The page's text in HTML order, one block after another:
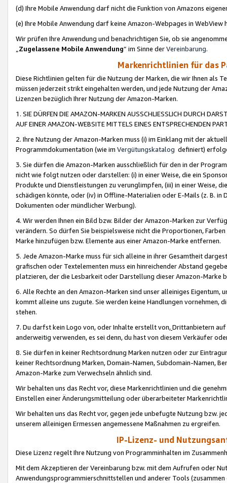
(d) Ihre Mobile Anwendung darf nicht die Funktion von Amazons
(e) Ihre Mobile Anwendung darf keine Amazon-Webpages in WebView
Wir prüfen Ihre Anwendung und benachrichtigen Sie, ob sie
„Zugelassene Mobile Anwendung“ im Sinne derVereinbarung.
Markenrichtlinien für das
Diese Richtlinien gelten für die Nutzung der Marken, die wir Ihnen als
müssen jederzeit strikt eingehalten werden, und jede Nutzung der
Lizenzen bezüglich Ihrer Nutzung der Amazon-Marken.
1. SIE DÜRFEN DIE AMAZON-MARKEN AUSSCHLIESSLICH DURCH
AUF EINER AMAZON-WEBSITE MITTELS EINES ENTSPRECHENDEN
2. Ihre Nutzung der Amazon-Marken muss (i) im Einklang mit der
Programmdokumentation (wie im Vergütungskatalog definiert)
3. Sie dürfen die Amazon-Marken ausschließlich für den in der
nicht wie folgt nutzen oder darstellen: (i) in einer Weise, die ein
Produkte und Dienstleistungen zu verunglimpfen, (iii) in einer Weise,
schädigen könnte, oder (iv) in Offline-Materialien oder E-Mails (z. B. in
Dokumenten oder mündlicher Werbung).
4. Wir werden Ihnen ein Bild bzw. Bilder der Amazon-Marken zur
verändern. So dürfen Sie beispielsweise nicht die Proportionen,
Marke hinzufügen bzw. Elemente aus einer Amazon-Marke entfernen.
5. Jede Amazon-Marke muss für sich alleine in ihrer Gesamtheit
grafischen oder Textelementen muss ein hinreichender Abstand
platzieren, der die Lesbarkeit oder Darstellung dieser Amazon-Marke
6. Alle Rechte an den Amazon-Marken sind unser alleiniges
kommt alleine uns zugute. Sie werden keine Handlungen vornehmen,
stehen.
7. Du darfst kein Logo von, oder Inhalte erstellt von,Drittanbietern auf
anderweitig verwenden, es sei denn, du hast von diesem Verkäufer
8. Sie dürfen in keiner Rechtsordnung Marken nutzen oder zur
keiner Rechtsordnung Marken, Domain-Namen, Subdomain-Namen,
Amazon-Marke zum Verwechseln ähnlich sind.
Wir behalten uns das Recht vor, diese Markenrichtlinien und die
Einstellen einer Änderungsmitteilung oder überarbeiteter
Wir behalten uns das Recht vor, gegen jede unbefugte Nutzung bzw.
unserem alleinigen Ermessen angemessene Maßnahmen zu ergreifen.
IP-Lizenz- und
Diese Lizenz regelt Ihre Nutzung von Programminhalten im
Mit dem Akzeptieren der Vereinbarung bzw. mit dem Aufrufen oder
Anwendungsprogrammierschnittstellen und anderer Tools (zusammen